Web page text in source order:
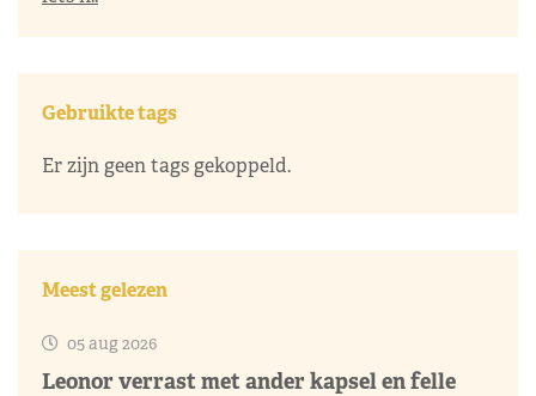
Gebruikte tags
Er zijn geen tags gekoppeld.
Meest gelezen
05 aug 2026
Leonor verrast met ander kapsel en felle